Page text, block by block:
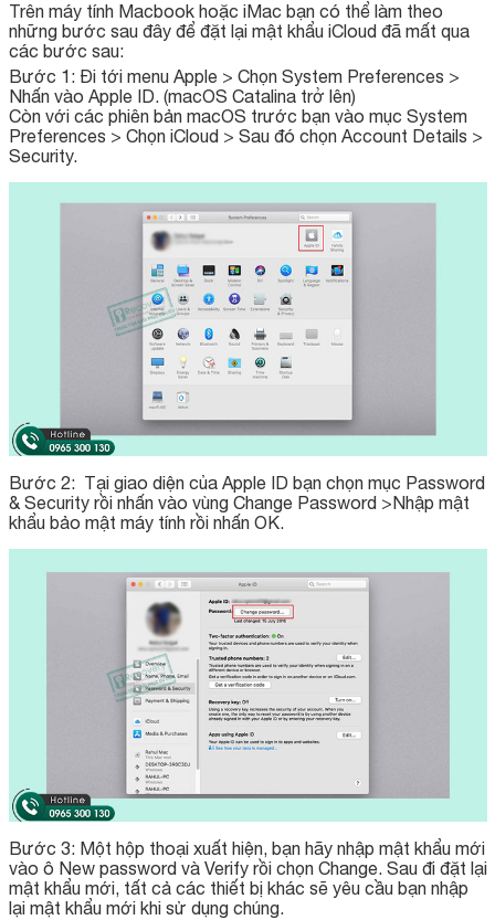
Trên máy tính Macbook hoặc iMac bạn có thể làm theo
những bước sau đây để đặt lại mật khẩu iCloud đã mất qua
các bước sau:
Bước 1: Đi tới menu Apple > Chọn System Preferences >
Nhấn vào Apple ID. (macOS Catalina trở lên)
Còn với các phiên bản macOS trước bạn vào mục System
Preferences > Chọn iCloud > Sau đó chọn Account Details >
Security.
Bước 2: Tại giao diện của Apple ID bạn chọn mục Password
& Security rồi nhấn vào vùng Change Password >Nhập mật
khẩu bảo mật máy tính rồi nhấn OK.
Bước 3: Một hộp thoại xuất hiện, bạn hãy nhập mật khẩu mới
vào ô New password và Verify rồi chọn Change. Sau đi đặt lại
mật khẩu mới, tất cả các thiết bị khác sẽ yêu cầu bạn nhập
lại mật khẩu mới khi sử dụng chúng.